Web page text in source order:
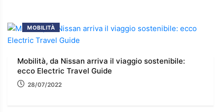
MOBILITÀ
Mobilità, da Nissan arriva il viaggio sostenibile:
ecco Electric Travel Guide
28/07/2022